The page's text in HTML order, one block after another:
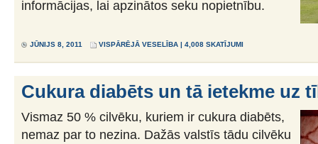
informācijas, lai apzinātos seku nopietnību.
JŪNIJS 8, 2011 VISPĀRĒJĀ VESELĪBA | 4,008 SKATĪJUMI
Cukura diabēts un tā ietekme uz
Vismaz 50 % cilvēku, kuriem ir cukura diabēts,
nemaz par to nezina. Dažās valstīs tādu cilvēku